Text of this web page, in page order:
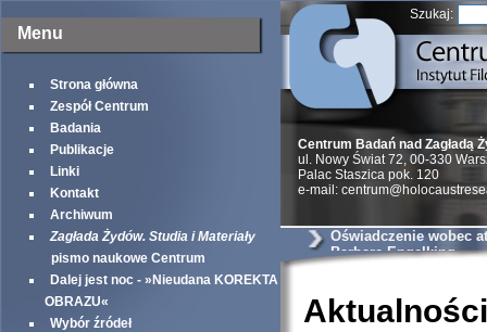
Menu
Strona główna
Zespół Centrum
Badania
Publikacje
Linki
Kontakt
Archiwum
Zagłada Żydów. Studia i Materiały
pismo naukowe Centrum
Dalej jest noc - »Nieudana KOREKTA
OBRAZU«
Wybór źródeł
Szukaj:
Centrum Badań nad Zagładą
ul. Nowy Świat 72, 00-330
Palac Staszica pok. 120
e-mail:
Oświadczenie wobec
Barbarę Engelking
Aktualności